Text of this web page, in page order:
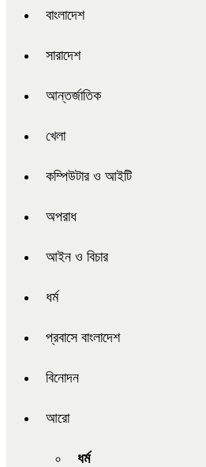
বাংলাদেশ
সারাদেশ
আন্তর্জাতিক
খেলা
কম্পিউটার ও আইটি
অপরাধ
আইন ও বিচার
ধর্ম
প্রবাসে বাংলাদেশ
বিনোদন
আরো
ধর্ম